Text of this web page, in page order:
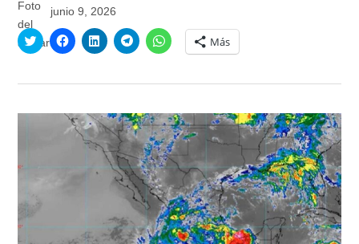
junio 9, 2026
Haz
clic
en
abre
Haz
clic
en
abre
en
una
ventana
nueva)
Haz
clic
en
abre
en
una
ventana
nueva)
Haz
clic
en
abre
en
una
ventana
nueva)
Haz
clic
para
en
abre
en
una
ventana
nueva)
Más